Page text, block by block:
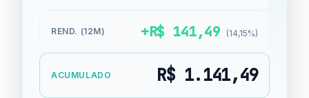
REND. (12M) +R$ 141,49 (14,15%)
ACUMULADO R$ 1.141,49